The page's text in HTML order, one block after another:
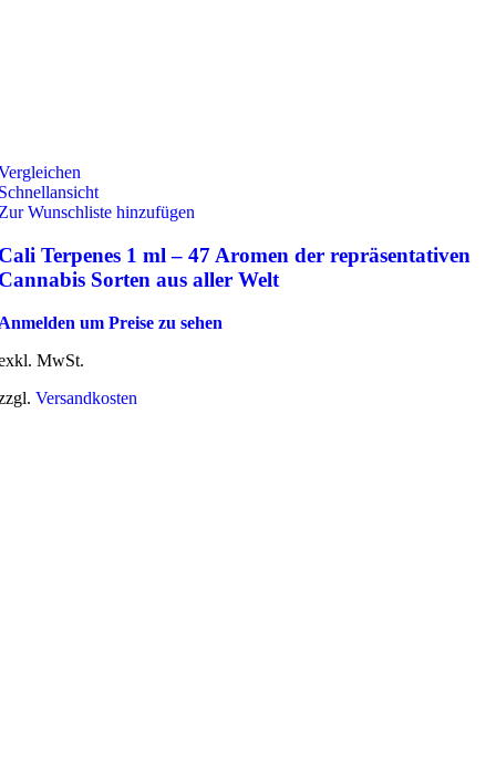
Wunschliste hinzufügen
Terpenes 1 ml – 47 Aromen der repräsentativen
Sorten aus aller Welt
um Preise zu sehen
MwSt.
Versandkosten